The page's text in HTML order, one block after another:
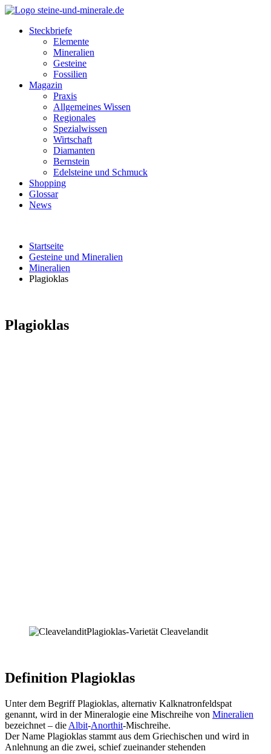
Steckbriefe
Elemente
Mineralien
Gesteine
Fossilien
Magazin
Praxis
Allgemeines Wissen
Regionales
Spezialwissen
Wirtschaft
Diamanten
Bernstein
Edelsteine und Schmuck
Shopping
Glossar
News
Startseite
Gesteine und Mineralien
Mineralien
Plagioklas
Plagioklas
Plagioklas-Varietät Cleavelandit
Definition Plagioklas
Unter dem Begriff Plagioklas, alternativ Kalknatronfeldspat
genannt, wird in der Mineralogie eine Mischreihe von Mineralien
bezeichnet – die Albit-Anorthit-Mischreihe.
Der Name Plagioklas stammt aus dem Griechischen und wird in
Anlehnung an die zwei, schief zueinander stehenden